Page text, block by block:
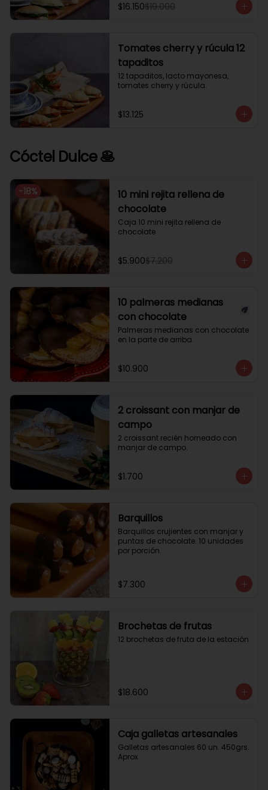
$16.150$19.000
Tomates cherry y rúcula 12
tapaditos
12 tapaditos, lacto mayonesa,
tomates cherry y rúcula.
$13.125
Cóctel Dulce 🥞
-18%
10 mini rejita rellena de
chocolate
Caja 10 mini rejita rellena de
chocolate
$5.900$7.200
10 palmeras medianas
con chocolate
Palmeras medianas con chocolate
en la parte de arriba.
$10.900
2 croissant con manjar de
campo
2 croissant recién horneado con
manjar de campo.
$1.700
Barquillos
Barquillos crujientes con manjar y
puntas de chocolate. 10 unidades
por porción.
$7.300
Brochetas de frutas
12 brochetas de fruta de la estación
$18.600
Caja galletas artesanales
Galletas artesanales 60 un. 450grs.
Aprox